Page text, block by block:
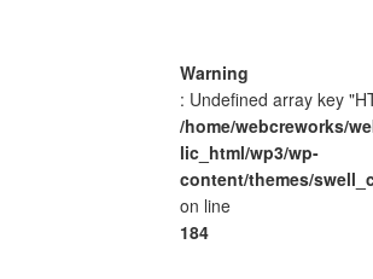
Warning
: Undefined array key
/home/webcreworks/
lic_html/wp3/wp-
content/themes/
on line
184